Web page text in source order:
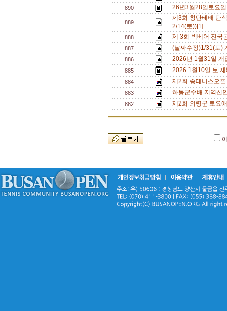
890 26년3월28일토요
889
제3회 창단테배 단
2/14(토))[1]
888 제 3회 빅베어 전국
887 (날짜수정)1/31(토)
886 2026년 1월31일
885 2026 1월10일 토
884 제2회 송테니스오
883 하동군수배 지역신
882 제2회 의령군 토요